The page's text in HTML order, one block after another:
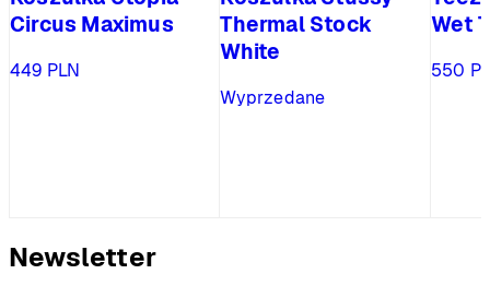
Circus Maximus
449 PLN
Thermal Stock
White
Wyprzedane
Wet
550
Newsletter